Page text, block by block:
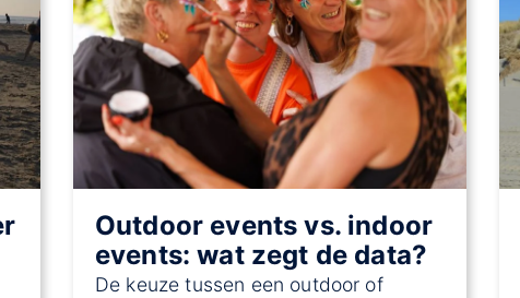
Outdoor events vs. indoor
events: wat zegt de data?
De keuze tussen een outdoor of